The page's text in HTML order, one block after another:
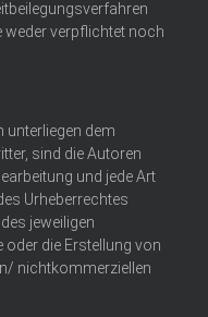
verpflichtet noch
unterliegen dem
sind die Autoren
und jede Art
Urheberrechtes
jeweiligen
die Erstellung von
nichtkommerziellen